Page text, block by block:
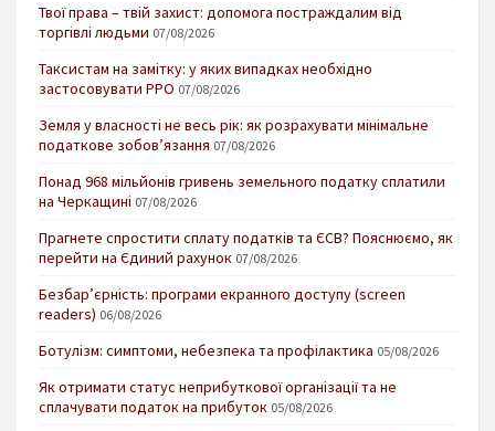
Твої права – твій захист: допомога постраждалим від
торгівлі людьми 07/08/2026
Таксистам на замітку: у яких випадках необхідно
застосовувати РРО 07/08/2026
Земля у власності не весь рік: як розрахувати мінімальне
податкове зобов’язання 07/08/2026
Понад 968 мільйонів гривень земельного податку сплатили
на Черкащині 07/08/2026
Прагнете спростити сплату податків та ЄСВ? Пояснюємо, як
перейти на Єдиний рахунок 07/08/2026
Безбар’єрність: програми екранного доступу (screen
readers) 06/08/2026
Ботулізм: симптоми, небезпека та профілактика 05/08/2026
Як отримати статус неприбуткової організації та не
сплачувати податок на прибуток 05/08/2026